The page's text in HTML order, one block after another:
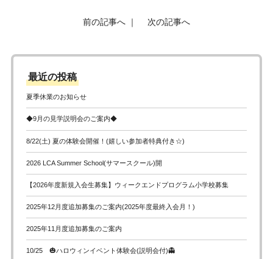
前の記事へ ｜ 次の記事へ
最近の投稿
夏季休業のお知らせ
◆9月の見学説明会のご案内◆
8/22(土) 夏の体験会開催！(嬉しい参加者特典付き☆)
2026 LCA Summer School(サマースクール)開
【2026年度新規入会生募集】ウィークエンドプログラム小学校募集
2025年12月度追加募集のご案内(2025年度最終入会月！)
2025年11月度追加募集のご案内
10/25 🎃ハロウィンイベント体験会(説明会付)👻